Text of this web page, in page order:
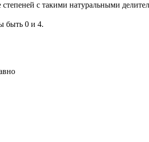
степеней с такими натуральными
быть 0 и 4.